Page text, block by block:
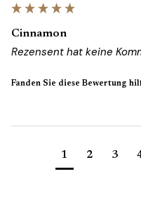
Cinnamon
Rezensent hat keine
Fanden Sie diese Bewertung
1 2 3